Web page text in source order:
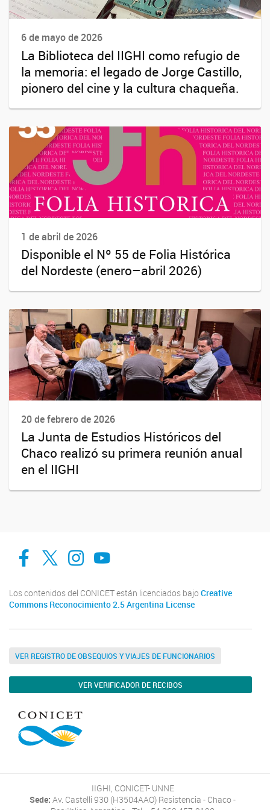
6 de mayo de 2026
La Biblioteca del IIGHI como refugio de
la memoria: el legado de Jorge Castillo,
pionero del cine y la cultura chaqueña.
1 de abril de 2026
Disponible el Nº 55 de Folia Histórica
del Nordeste (enero–abril 2026)
20 de febrero de 2026
La Junta de Estudios Históricos del
Chaco realizó su primera reunión anual
en el IIGHI
facebook
twitter
Instagram
Canal de Youtube
Los contenidos del CONICET están licenciados bajo Creative
Commons Reconocimiento 2.5 Argentina License
VER REGISTRO DE OBSEQUIOS Y VIAJES DE FUNCIONARIOS
VER VERIFICADOR DE RECIBOS
IIGHI, CONICET- UNNE
Sede: Av. Castelli 930 (H3504AAO) Resistencia - Chaco -